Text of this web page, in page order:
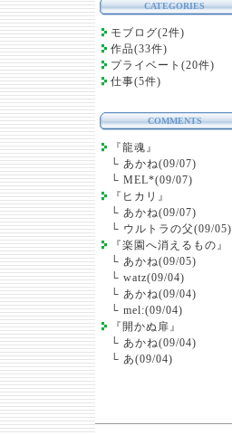
CATEGORIES
モブログ(2件)
作品(33件)
プライベート(20件)
仕事(5件)
COMMENTS
『龍魂』
└ あかね(09/07)
└ MEL*(09/07)
『ヒカリ』
└ あかね(09/07)
└ ウルトラの父(09/05)
『楽園へ消えるもの』
└ あかね(09/05)
└ watz(09/04)
└ あかね(09/04)
└ mel:(09/04)
『開かぬ扉』
└ あかね(09/04)
└ あ(09/04)